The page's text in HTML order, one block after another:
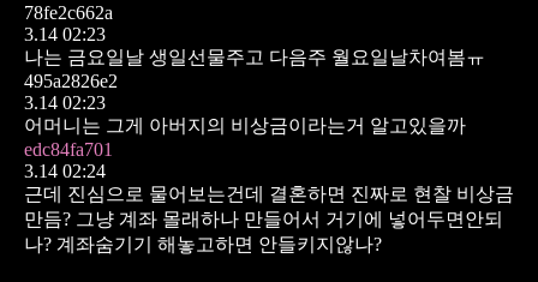
78fe2c662a
3.14 02:23
나는 금요일날 생일선물주고 다음주 월요일날차여봄ㅠ
495a2826e2
3.14 02:23
어머니는 그게 아버지의 비상금이라는거 알고있을까
edc84fa701
3.14 02:24
근데 진심으로 물어보는건데 결혼하면 진짜로 현찰 비상금
만듬? 그냥 계좌 몰래하나 만들어서 거기에 넣어두면안되
나? 계좌숨기기 해놓고하면 안들키지않나?